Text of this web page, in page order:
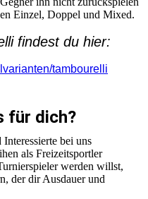
Einzel, Doppel und Mixed.
findest du hier:
tambourelli
für dich?
bei uns
als Freizeitsportler
werden willst,
der dir Ausdauer und